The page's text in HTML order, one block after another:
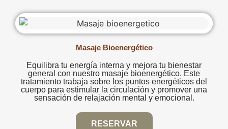
Masaje Bioenergético
Equilibra tu energía interna y mejora tu bienestar
general con nuestro masaje bioenergético. Este
tratamiento trabaja sobre los puntos energéticos del
cuerpo para estimular la circulación y promover una
sensación de relajación mental y emocional.
RESERVAR